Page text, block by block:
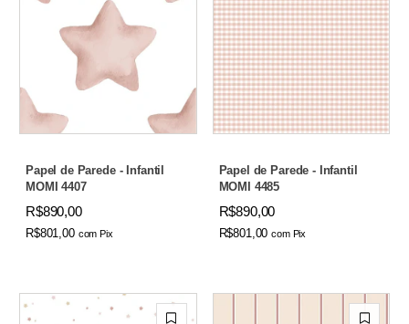
Papel de Parede - Infantil
MOMI 4407
R$890,00
R$801,00 com Pix
Papel de Parede - Infantil
MOMI 4485
R$890,00
R$801,00com Pix